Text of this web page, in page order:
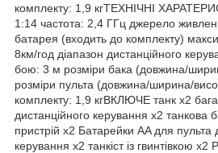
комплекту: 1,9 кгТЕХНІЧНІ
1:14 частота: 2,4 ГГц джерело
батарея (входить до комплекту)
8км/год діапазон дистанційного
бою: 3 м розміри бака (довжина/
розміри пульта (довжина/ширина/
комплекту: 1,9 кгВКЛЮЧЕ танк х2
дистанційного керування x2 танкова
пристрій х2 Батарейки AA для пульта
керування x2 танкіст із гвинтівкою